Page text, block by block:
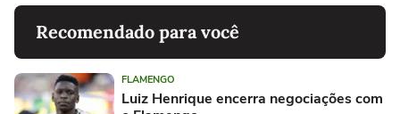
Recomendado para você
FLAMENGO
Luiz Henrique encerra negociações com